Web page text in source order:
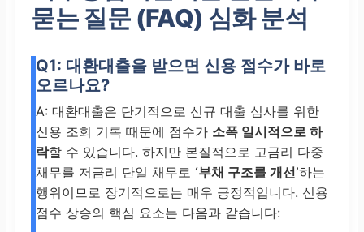
묻는 질문 (FAQ) 심화 분석
Q1: 대환대출을 받으면 신용 점수가 바로
오르나요?
A: 대환대출은 단기적으로 신규 대출 심사를 위한
신용 조회 기록 때문에 점수가 소폭 일시적으로 하
락할 수 있습니다. 하지만 본질적으로 고금리 다중
채무를 저금리 단일 채무로‘부채 구조를 개선’하는
행위이므로 장기적으로는 매우 긍정적입니다. 신용
점수 상승의 핵심 요소는 다음과 같습니다: